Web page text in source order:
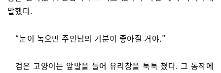
말했다.
“눈이 녹으면 주인님의 기분이 좋아질 거야.”
검은 고양이는 앞발을 들어 유리창을 툭툭 쳤다. 그 동작에